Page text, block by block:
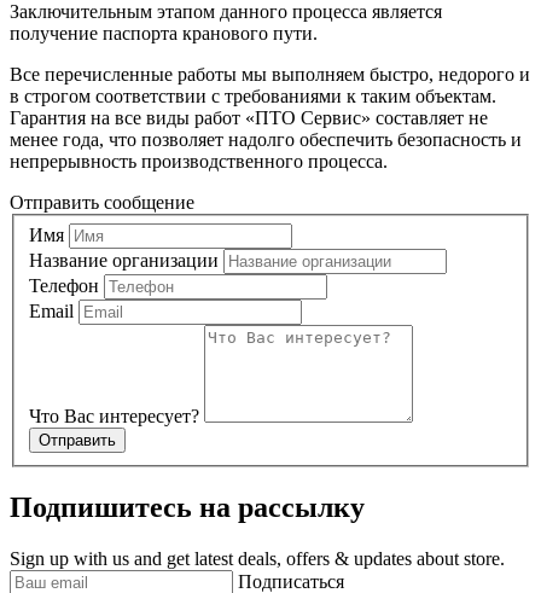
Заключительным этапом данного процесса является
получение паспорта кранового пути.
Все перечисленные работы мы выполняем быстро, недорого и
в строгом соответствии с требованиями к таким объектам.
Гарантия на все виды работ «ПТО Сервис» составляет не
менее года, что позволяет надолго обеспечить безопасность и
непрерывность производственного процесса.
Отправить сообщение
Имя
Название организации
Телефон
Email
Что Вас интересует?
Отправить
Подпишитесь на рассылку
Sign up with us and get latest deals, offers & updates about store.
Подписаться